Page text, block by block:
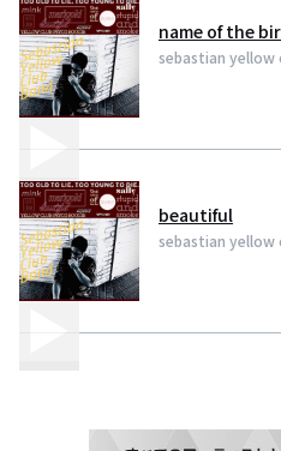
name of the
sebastian yellow
beautiful
sebastian yellow